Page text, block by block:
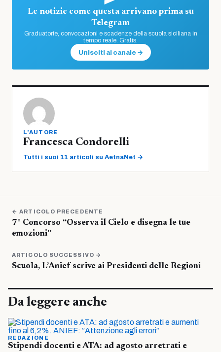
Le notizie come questa arrivano prima su
Telegram
Graduatorie, convocazioni e scadenze della scuola siciliana in
tempo reale. Gratis.
Unisciti al canale →
L'AUTORE
Francesca Condorelli
Tutti i suoi 11 articoli su AetnaNet →
← ARTICOLO PRECEDENTE
7° Concorso “Osserva il Cielo e disegna le tue
emozioni”
ARTICOLO SUCCESSIVO →
Scuola, L’Anief scrive ai Presidenti delle Regioni
Da leggere anche
REDAZIONE
Stipendi docenti e ATA: ad agosto arretrati e